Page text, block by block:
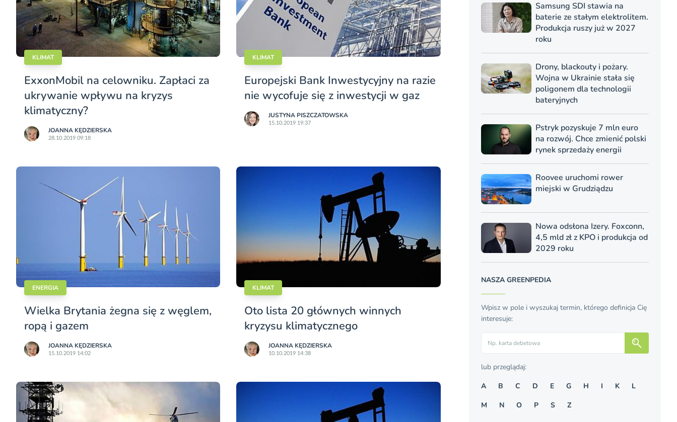
KLIMAT
ExxonMobil na celowniku. Zapłaci za
ukrywanie wpływu na kryzys
klimatyczny?
JOANNA KĘDZIERSKA
28.10.2019 09:18
KLIMAT
Europejski Bank Inwestycyjny na razie
nie wycofuje się z inwestycji w gaz
JUSTYNA PISZCZATOWSKA
15.10.2019 19:37
ENERGIA
Wielka Brytania żegna się z węglem,
ropą i gazem
JOANNA KĘDZIERSKA
15.10.2019 14:02
KLIMAT
Oto lista 20 głównych winnych
kryzysu klimatycznego
JOANNA KĘDZIERSKA
10.10.2019 14:38
Samsung SDI stawia na
baterie ze stałym elektrolitem.
Produkcja ruszy już w 2027
roku
Drony, blackouty i pożary.
Wojna w Ukrainie stała się
poligonem dla technologii
bateryjnych
Pstryk pozyskuje 7 mln euro
na rozwój. Chce zmienić polski
rynek sprzedaży energii
Roovee uruchomi rower
miejski w Grudziądzu
Nowa odsłona Izery. Foxconn,
4,5 mld zł z KPO i produkcja od
2029 roku
NASZA GREENPEDIA
Wpisz w pole i wyszukaj termin, którego definicja Cię
interesuje:
lub przeglądaj:
A
B C D E G H I K
L
M
N O P S Z